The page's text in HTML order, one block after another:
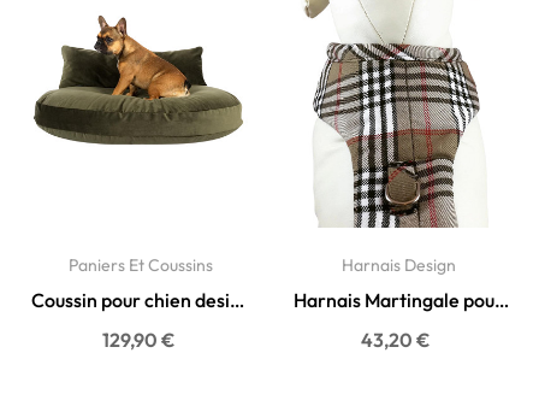
Paniers Et Coussins
Coussin pour chien design
Luna lounge Oxford...
129,90 €
Harnais Design
Harnais Martingale pour
Chien Élégant -...
43,20 €